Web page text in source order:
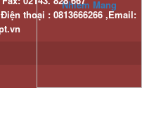
Điện thoại : 0813666266 ,Email: